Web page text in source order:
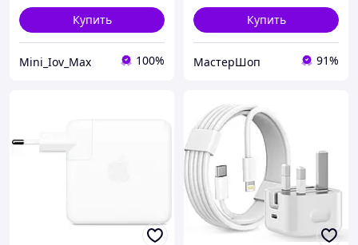
Купить
Mini_Iov_Max 100%
Купить
МастерШоп 91%